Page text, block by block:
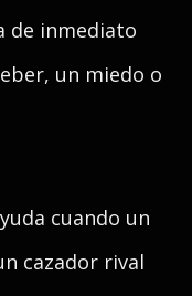
de inmediato
un miedo o
cuando un
cazador rival